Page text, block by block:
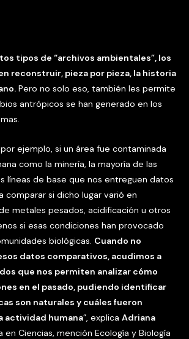
tipos de “archivos ambientales”, los
reconstruir, pieza por pieza, la historia
Pero no solo eso, también les permite
antrópicos se han generado en los
ejemplo, si un área fue contaminada
como la minería, la mayoría de las
líneas de base que nos entreguen datos
comparar si dicho lugar varió en
metales pesados, acidificación u otros
si esas condiciones han provocado
biológicas. Cuando no
datos comparativos, acudimos a
que nos permiten analizar cómo
en el pasado, pudiendo identificar
son naturales y cuáles fueron
actividad humana”, explica Adriana
en Ciencias, mención Ecología y Biología